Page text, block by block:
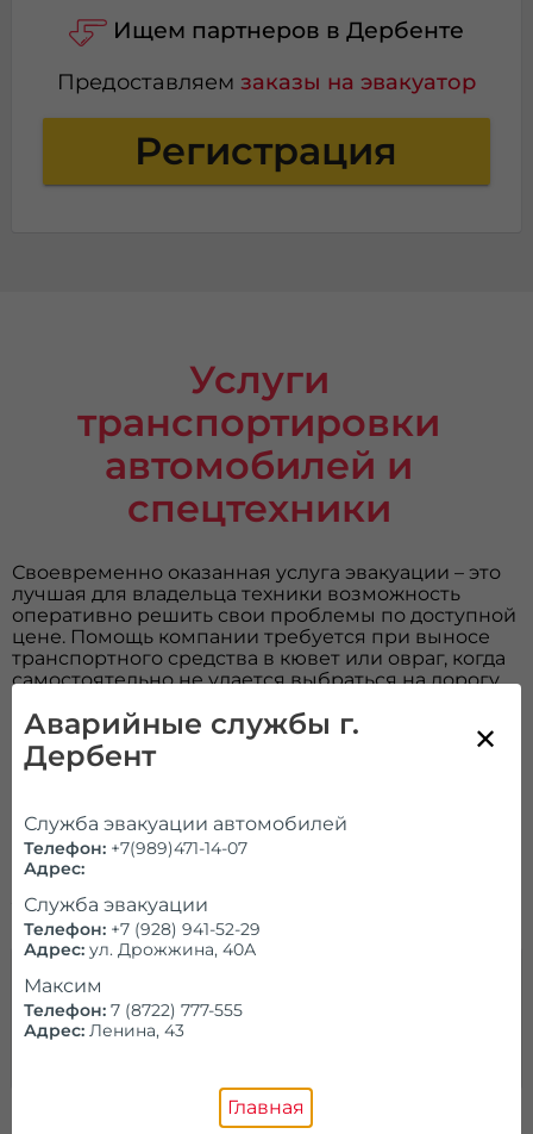
Ищем партнеров в Дербенте
Предоставляем заказы на эвакуатор
Регистрация
Услуги
транспортировки
автомобилей и
спецтехники
Своевременно оказанная услуга эвакуации – это
лучшая для владельца техники возможность
оперативно решить свои проблемы по доступной
цене. Помощь компании требуется при выносе
транспортного средства в кювет или овраг, когда
самостоятельно не удается выбраться на дорогу.
техника оказалась в водоеме или снежном заносе,
получила сильные дефекты при ДТП. В отдельных
ситуациях погрузка на платформу является
количества используемого оборудования,
необходимости привлечения кранов-
манипуляторов, затраченного на предоставление
услуг времени.
Вызвать эвакуатор
Вызвать эвакуатор срочно в нашей компании можно
по телефону, через обратную форму или калькулятор
Аварийные службы г.
Дербент
Служба эвакуации автомобилей
Телефон: +7(989)471-14-07
Адрес:
Служба эвакуации
Телефон: +7 (928) 941-52-29
Адрес: ул. Дрожжина, 40А
Максим
Телефон: 7 (8722) 777-555
Адрес: Ленина, 43
Главная